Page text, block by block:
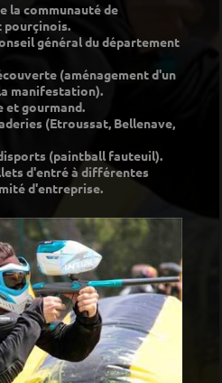
la communauté de
pourçinois.
général du département
(aménagement d'un
manifestation).
et gourmand.
(Etroussat, Bellenave,
(paintball fauteuil).
d'entré à différentes
d'entreprise.